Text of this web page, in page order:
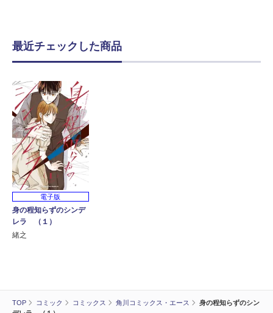
TOP コミック コミックス 角川コミックス・エース
身の程知らずのシン
最近チェックした商品
電子版
身の程知らずのシンデ
レラ （１）
緒之